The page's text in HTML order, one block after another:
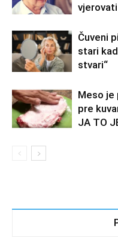
Čuveni
stari
stvari“
Meso je
pre
JA TO